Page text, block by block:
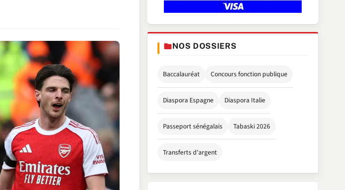
NOS DOSSIERS
Baccalauréat Concours fonction publique
Diaspora Espagne Diaspora Italie
Passeport sénégalais Tabaski 2026
Transferts d'argent